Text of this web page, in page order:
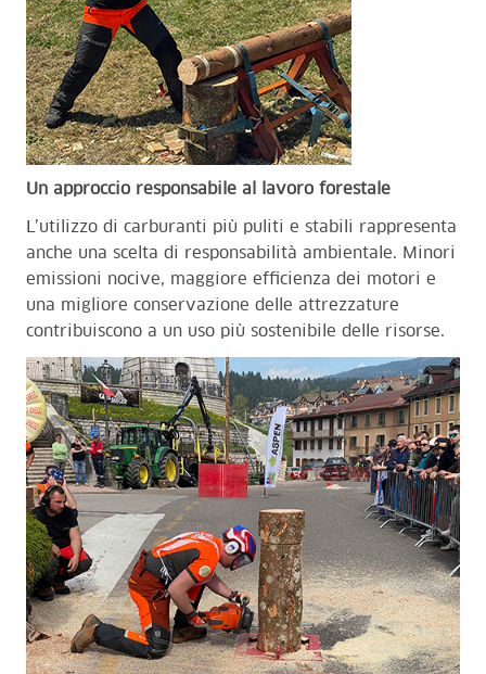
Un approccio responsabile al lavoro forestale
L’utilizzo di carburanti più puliti e stabili rappresenta
anche una scelta di responsabilità ambientale. Minori
emissioni nocive, maggiore efficienza dei motori e
una migliore conservazione delle attrezzature
contribuiscono a un uso più sostenibile delle risorse.